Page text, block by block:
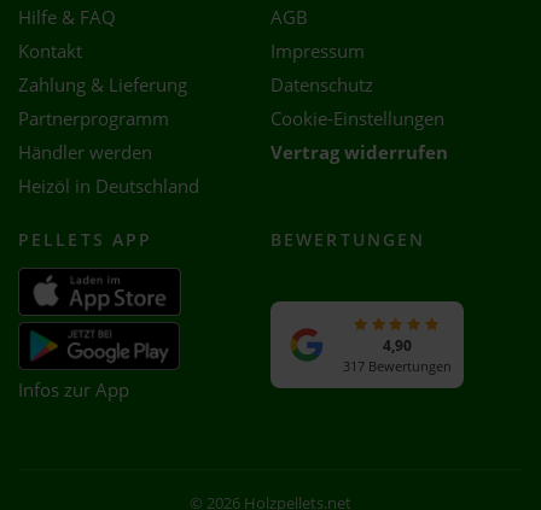
Hilfe & FAQ
Kontakt
Zahlung & Lieferung
Partnerprogramm
Händler werden
Heizöl in Deutschland
AGB
Impressum
Datenschutz
Cookie-Einstellungen
Vertrag widerrufen
PELLETS APP
Infos zur App
BEWERTUNGEN
4,90
317 Bewertungen
© 2026 Holzpellets.net